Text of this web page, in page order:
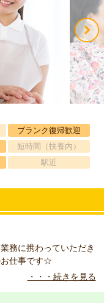
ブランク復帰歓迎
短時間（扶養内）
駅近
務に携わっていただき
お仕事です☆
・・・続きを見る